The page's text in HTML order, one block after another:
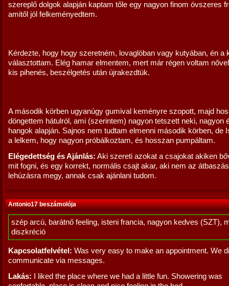
szereplő dolgok alapján kaptam tőle egy nagyon finom óvszeres
amitől jól felkeményedtem.
Kérdezte, hogy hogy szeretném, lovaglóban vagy kutyában, én a
választottam. Elég hamar elmentem, mert már régen voltam
kis pihenés, beszélgetés után újrakezdtük.
A második körben ugyanúgy gumival keményre szopott, majd
döngettem hátulról, ami (szerintem) nagyon tetszett neki, nagyon
hangok alapján. Sajnos nem tudtam elmenni második körben, de
a lelkem, hogy nagyon próbálkoztam, és hosszan pumpáltam.
Elégedettség és Ajánlás: Aki szereti azokat a csajokat akiken
mit fogni, és egy korrekt, normális csajt akar, aki nem az
lehúzásra megy, annak csak ajánlani tudom.
Antonio17 beszámolója
szép arcú, barátnő feeling, isteni francia, nagyon kedves (SZT),
diszkréció
Kapcsolatfelvétel: Was very easy to make an appointment. We
communicate via messages.
Lakás: I liked the place where we had a little fun. Showering was